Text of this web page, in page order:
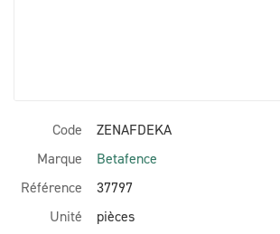
Code
ZENAFDEKA
Marque
Betafence
Référence
37797
Unité
pièces